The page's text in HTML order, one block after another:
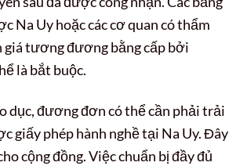
Na Uy hoặc các cơ quan có thẩm
giá tương đương bằng cấp bởi
là bắt buộc.
dục, đương đơn có thể cần phải trải
giấy phép hành nghề tại Na Uy. Đây
cộng đồng. Việc chuẩn bị đầy đủ